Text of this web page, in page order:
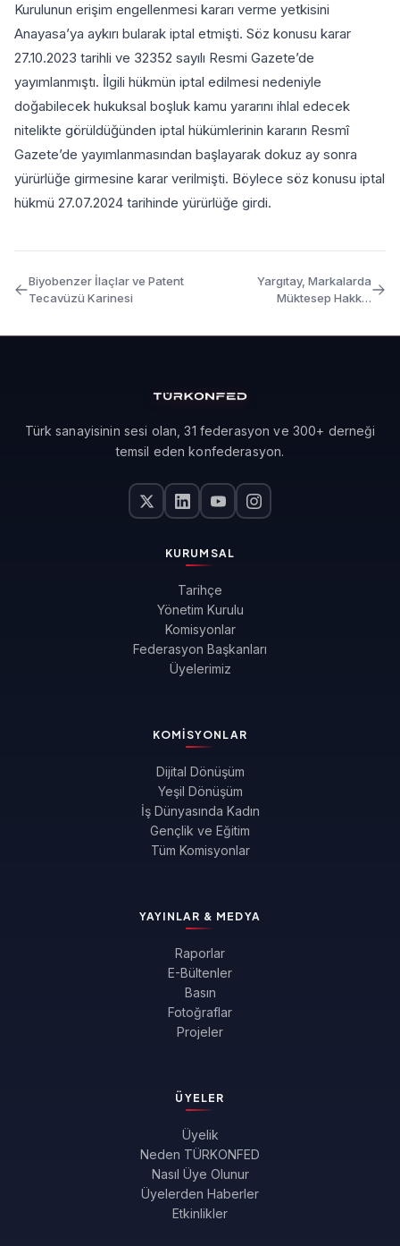
Kurulunun erişim engellenmesi kararı verme yetkisini
Anayasa’ya aykırı bularak iptal etmişti. Söz konusu karar
27.10.2023 tarihli ve 32352 sayılı Resmi Gazete’de
yayımlanmıştı. İlgili hükmün iptal edilmesi nedeniyle
doğabilecek hukuksal boşluk kamu yararını ihlal edecek
nitelikte görüldüğünden iptal hükümlerinin kararın Resmî
Gazete’de yayımlanmasından başlayarak dokuz ay sonra
yürürlüğe girmesine karar verilmişti. Böylece söz konusu iptal
hükmü 27.07.2024 tarihinde yürürlüğe girdi.
Biyobenzer İlaçlar ve Patent
Tecavüzü Karinesi
Yargıtay, Markalarda
Müktesep Hakkın
Etkisini İki Güncel Kararıyla
Türk sanayisinin sesi olan, 31 federasyon ve 300+ derneği
temsil eden konfederasyon.
KURUMSAL
Tarihçe
Yönetim Kurulu
Komisyonlar
Federasyon Başkanları
Üyelerimiz
KOMISYONLAR
Dijital Dönüşüm
Yeşil Dönüşüm
İş Dünyasında Kadın
Gençlik ve Eğitim
Tüm Komisyonlar
YAYINLAR & MEDYA
Raporlar
E-Bültenler
Basın
Fotoğraflar
Projeler
ÜYELER
Üyelik
Neden TÜRKONFED
Nasıl Üye Olunur
Üyelerden Haberler
Etkinlikler